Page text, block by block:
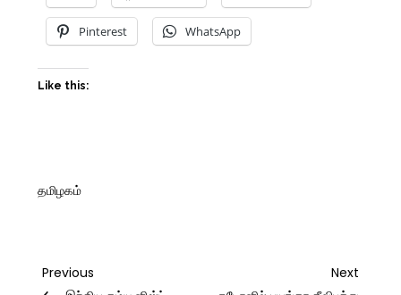
Pinterest WhatsApp
Like this:
தமிழகம்
Post
Previous
Previous
Next
Next